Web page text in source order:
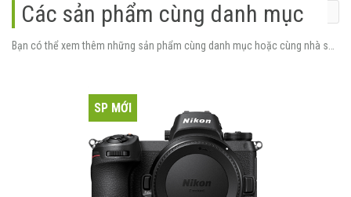
Các sản phẩm cùng danh mục
Bạn có thể xem thêm những sản phẩm cùng danh mục hoặc cùng nhà sản xuất.
SP MỚI